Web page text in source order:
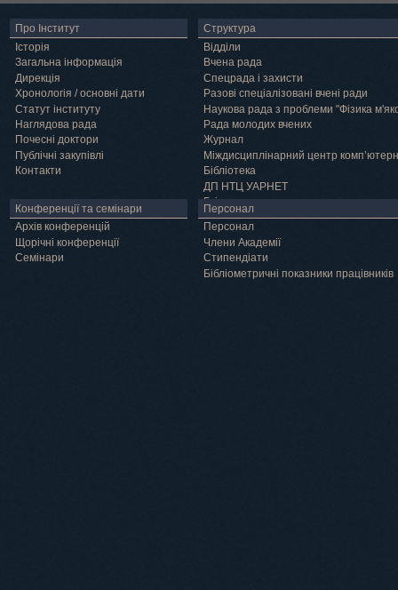
Про Інститут
Історія
Загальна інформація
Дирекція
Хронологія / основні дати
Статут інституту
Наглядова рада
Почесні доктори
Публічні закупівлі
Контакти
Структура
Відділи
Вчена рада
Спецрада і захисти
Разові спеціалізовані вчені ради
Наукова рада з проблеми "Фізика
Рада молодих вчених
Журнал
Міждисциплінарний центр
Бібліотека
ДП НТЦ УАРНЕТ
Грід
Конференції та семінари
Архів конференцій
Щорічні конференції
Семінари
Персонал
Персонал
Члени Академії
Cтипендіати
Бібліометричні показники працівників